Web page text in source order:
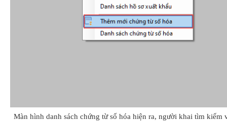
Màn hình danh sách chứng từ số hóa hiện ra, người khai tìm kiếm